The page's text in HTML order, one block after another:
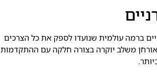
ברמה עולמית שנועדו לספק את כל הצרכים
משלב יוקרה בצורה חלקה עם ההתקדמות